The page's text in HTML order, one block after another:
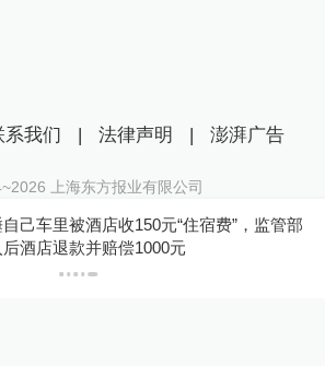
己车里被酒店收150元“住宿费”，监管部
酒店退款并赔偿1000元
系我们 | 法律声明 | 澎湃广告
2026 上海东方报业有限公司
20170116 | 沪ICP备14003370号
信息服务许可证：31120170006
公网安备 31010602000299号